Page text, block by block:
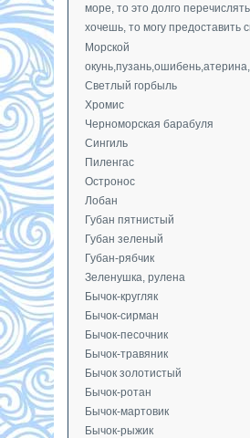
море, то это долго
хочешь, то могу предоставить
Морской
Светлый горбыль
Хромис
Черноморская барабуля
Сингиль
Пиленгас
Остронос
Лобан
Губан пятнистый
Губан зеленый
Губан-рябчик
Зеленушка, рулена
Бычок-кругляк
Бычок-сирман
Бычок-песочник
Бычок-травяник
Бычок золотистый
Бычок-ротан
Бычок-мартовик
Бычок-рыжик